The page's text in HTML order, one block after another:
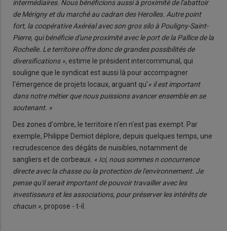
intermédiaires. Nous bénéficions aussi à proximité de l'abattoir
de Mérigny et du marché au cadran des Herolles. Autre point
fort, la coopérative Axéréal avec son gros silo à Pouligny-Saint-
Pierre, qui bénéficie d'une proximité avec le port de la Pallice de la
Rochelle. Le territoire offre donc de grandes possibilités de
diversifications », estime le président intercommunal, qui
souligne que le syndicat est aussi là pour accompagner
l'émergence de projets locaux, arguant qu'« il est important
dans notre métier que nous puissions avancer ensemble en se
soutenant. »
Des zones d'ombre, le territoire n'en n'est pas exempt. Par
exemple, Philippe Demiot déplore, depuis quelques temps, une
recrudescence des dégâts de nuisibles, notamment de
sangliers et de corbeaux. « Ici, nous sommes n concurrence
directe avec la chasse ou la protection de l'environnement. Je
pense qu'il serait important de pouvoir travailler avec les
investisseurs et les associations, pour préserver les intérêts de
chacun », propose - t-il.